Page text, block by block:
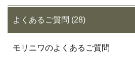
よくあるご質問 (28)
モリニワのよくあるご質問